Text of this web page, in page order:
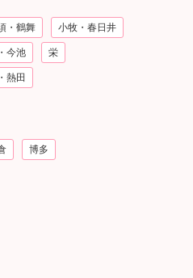
・鶴舞 小牧・春日井
今池 栄
熱田
博多